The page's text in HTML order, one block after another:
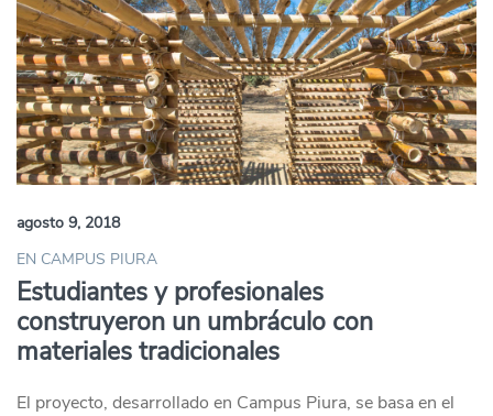
agosto 9, 2018
EN CAMPUS PIURA
Estudiantes y profesionales
construyeron un umbráculo con
materiales tradicionales
El proyecto, desarrollado en Campus Piura, se basa en el